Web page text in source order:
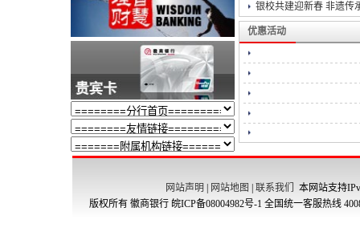
银校共建迎新春 非遗
优惠活动
网站声明 网站地图 联系我们
本网站支持
版权所有 徽商银行 皖ICP备08004982号-1 全国统一客服热线